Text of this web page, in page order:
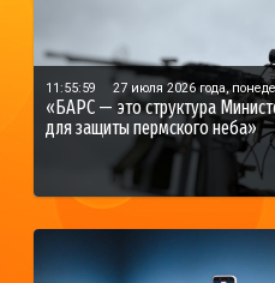
11:55:59 27 июля 2026 года,
«БАРС — это структура
для защиты пермского неба»